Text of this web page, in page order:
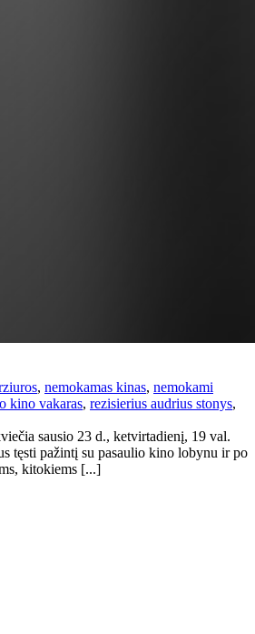
, nemokamas kinas, nemokami
kino vakaras, rezisierius audrius stonys,
sausio 23 d., ketvirtadienį, 19 val.
tęsti pažintį su pasaulio kino lobynu ir po
kitokiems [...]